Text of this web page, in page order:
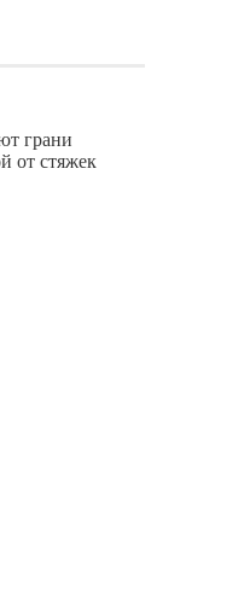
грани
от стяжек